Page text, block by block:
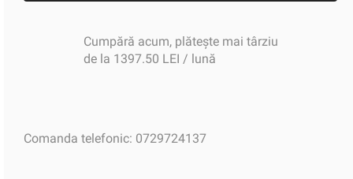
Cumpără acum, plătește mai târziu
de la 1397.50 LEI / lună
Comanda telefonic: 0729724137